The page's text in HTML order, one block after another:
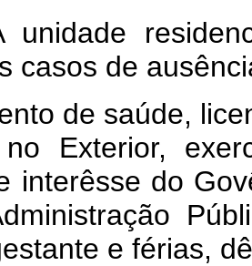
unidade
casos de
de saúde,
Exterior,
interêsse do
e férias,